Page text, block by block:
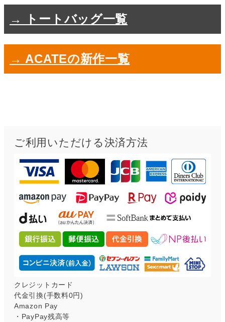
→ トートバッグ一覧
→ ACATEの新作一覧
ご利用いただける決済方法
クレジットカード
代金引換(手数料0円)
Amazon Pay
・PayPay残高等